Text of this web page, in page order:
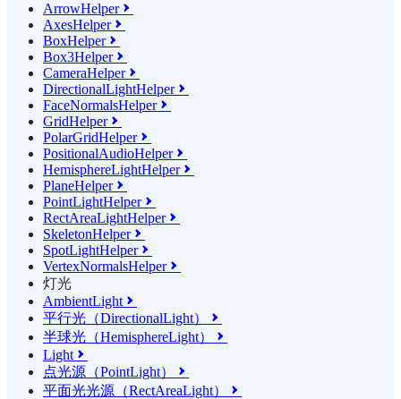
ArrowHelper
AxesHelper
BoxHelper
Box3Helper
CameraHelper
DirectionalLightHelper
FaceNormalsHelper
GridHelper
PolarGridHelper
PositionalAudioHelper
HemisphereLightHelper
PlaneHelper
PointLightHelper
RectAreaLightHelper
SkeletonHelper
SpotLightHelper
VertexNormalsHelper
灯光
AmbientLight 
平行光（DirectionalLight） 
半球光（HemisphereLight） 
Light 
点光源（PointLight） 
平面光光源（RectAreaLight） 